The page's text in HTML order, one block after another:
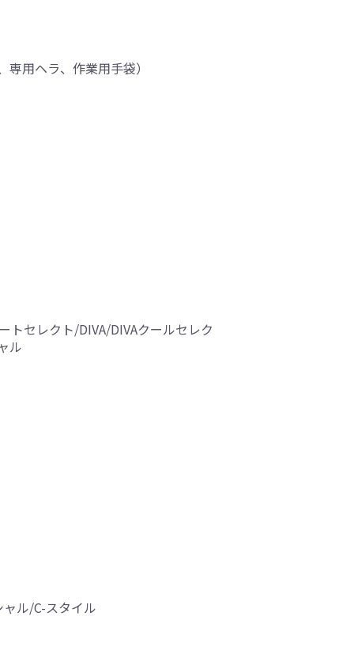
用ヘラ、作業用手袋）
トセレクト/DIVA/DIVAクールセレク
ル
ル/C-スタイル